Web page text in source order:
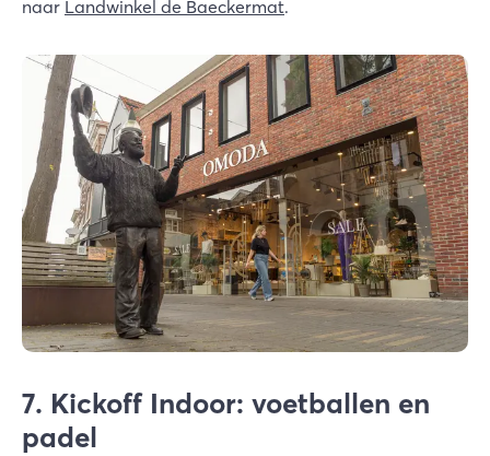
naar Landwinkel de Baeckermat.
7. Kickoff Indoor: voetballen en
padel